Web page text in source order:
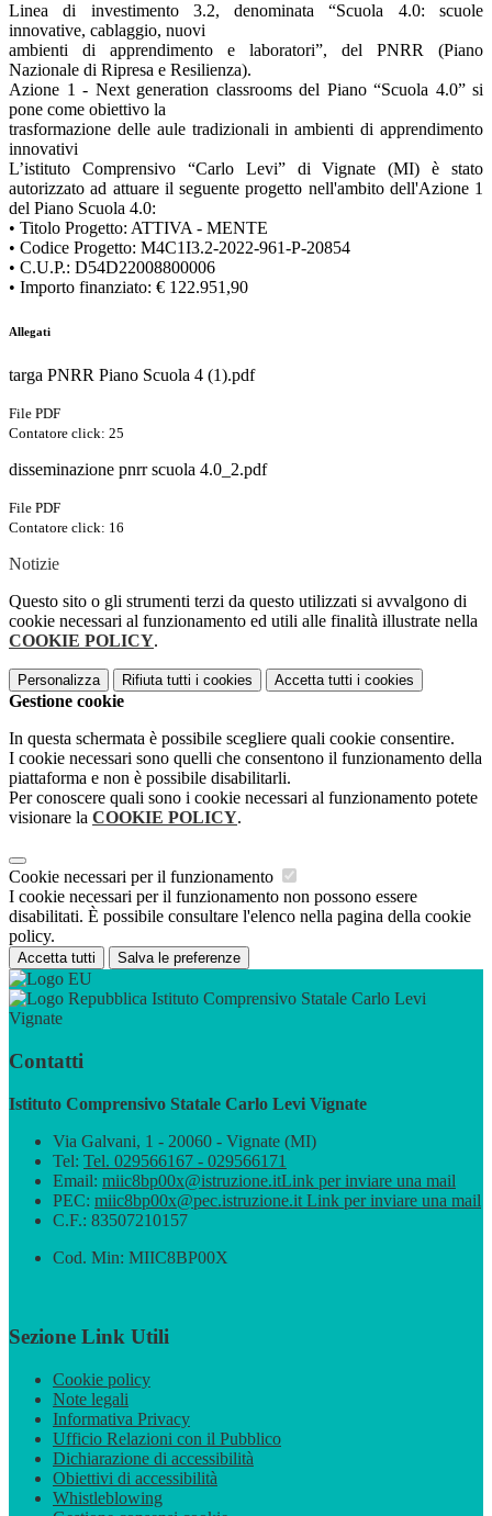
Linea di investimento 3.2, denominata “Scuola 4.0: scuole
innovative, cablaggio, nuovi
ambienti di apprendimento e laboratori”, del PNRR (Piano
Nazionale di Ripresa e Resilienza).
Azione 1 - Next generation classrooms del Piano “Scuola 4.0” si
pone come obiettivo la
trasformazione delle aule tradizionali in ambienti di apprendimento
innovativi
L’istituto Comprensivo “Carlo Levi” di Vignate (MI) è stato
autorizzato ad attuare il seguente progetto nell'ambito dell'Azione 1
del Piano Scuola 4.0:
• Titolo Progetto: ATTIVA - MENTE
• Codice Progetto: M4C1I3.2-2022-961-P-20854
• C.U.P.: D54D22008800006
• Importo finanziato: € 122.951,90
Allegati
targa PNRR Piano Scuola 4 (1).pdf
File PDF
Contatore click: 25
disseminazione pnrr scuola 4.0_2.pdf
File PDF
Contatore click: 16
Notizie
Questo sito o gli strumenti terzi da questo utilizzati si avvalgono di
cookie necessari al funzionamento ed utili alle finalità illustrate nella
COOKIE POLICY.
Personalizza Rifiuta tutti i cookies Accetta tutti i cookies
Gestione cookie
In questa schermata è possibile scegliere quali cookie consentire.
I cookie necessari sono quelli che consentono il funzionamento della
piattaforma e non è possibile disabilitarli.
Per conoscere quali sono i cookie necessari al funzionamento potete
visionare la COOKIE POLICY.
Cookie necessari per il funzionamento
I cookie necessari per il funzionamento non possono essere
disabilitati. È possibile consultare l'elenco nella pagina della cookie
policy.
Accetta tutti Salva le preferenze
Istituto Comprensivo Statale Carlo Levi
Vignate
Contatti
Istituto Comprensivo Statale Carlo Levi Vignate
Via Galvani, 1 - 20060 - Vignate (MI)
Tel: Tel. 029566167 - 029566171
Email: miic8bp00x@istruzione.itLink per inviare una mail
PEC: miic8bp00x@pec.istruzione.it Link per inviare una mail
C.F.: 83507210157
Cod. Min: MIIC8BP00X
Sezione Link Utili
Cookie policy
Note legali
Informativa Privacy
Ufficio Relazioni con il Pubblico
Dichiarazione di accessibilità
Obiettivi di accessibilità
Whistleblowing